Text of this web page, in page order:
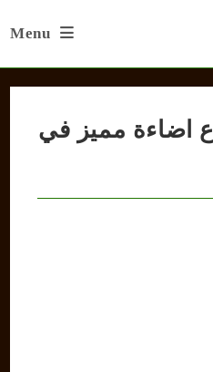
Menu
اضاءة مميز في